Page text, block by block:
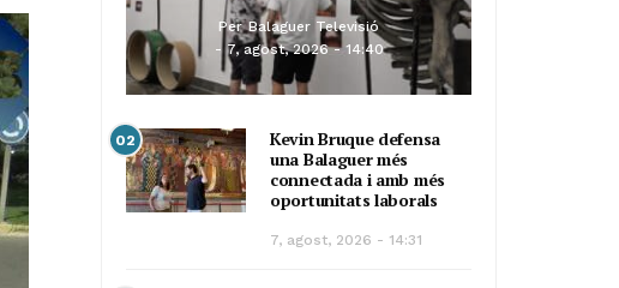
Per Balaguer Televisió
7, agost, 2026 - 14:40
02
Kevin Bruque defensa
una Balaguer més
connectada i amb més
oportunitats laborals
7, agost, 2026 - 14:31